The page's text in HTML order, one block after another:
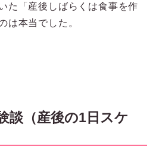
た「産後しばらくは食事を作
は本当でした。
談（産後の1日スケ